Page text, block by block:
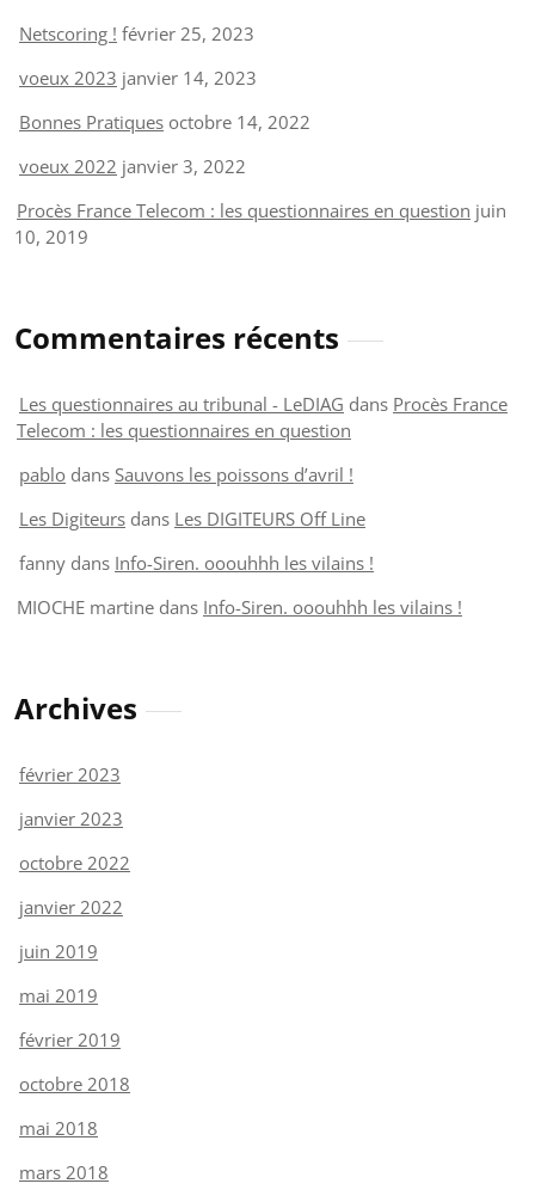
Netscoring ! février 25, 2023
voeux 2023 janvier 14, 2023
Bonnes Pratiques octobre 14, 2022
voeux 2022 janvier 3, 2022
Procès France Telecom : les questionnaires en question juin
10, 2019
Commentaires récents
Les questionnaires au tribunal - LeDIAG dans Procès France
Telecom : les questionnaires en question
pablo dans Sauvons les poissons d’avril !
Les Digiteurs dans Les DIGITEURS Off Line
fanny dans Info-Siren. ooouhhh les vilains !
MIOCHE martine dans Info-Siren. ooouhhh les vilains !
Archives
février 2023
janvier 2023
octobre 2022
janvier 2022
juin 2019
mai 2019
février 2019
octobre 2018
mai 2018
mars 2018